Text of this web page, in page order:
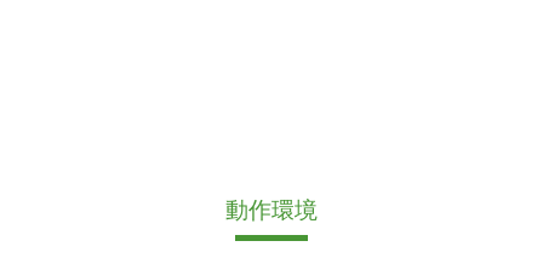
動作環境